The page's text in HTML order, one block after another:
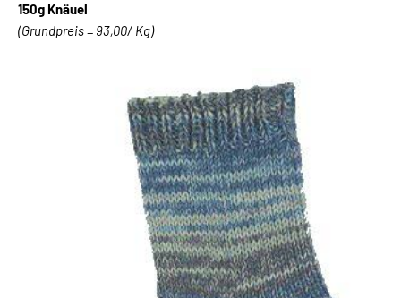
150g Knäuel
(Grundpreis = 93,00/ Kg)